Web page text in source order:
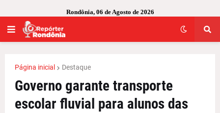
Rondônia, 06 de Agosto de 2026
Página inicial Destaque
Governo garante transporte
escolar fluvial para alunos das